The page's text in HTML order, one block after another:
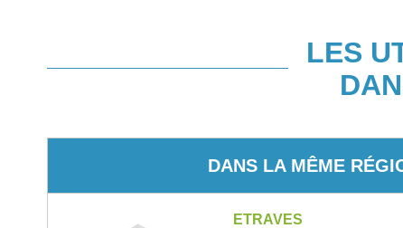
LES
DANS LA MÊME
ETRAVES